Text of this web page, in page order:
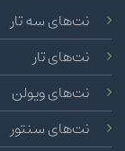
نت‌های سه تار
نت‌های تار
نت‌های ویولن
نت‌های سنتور